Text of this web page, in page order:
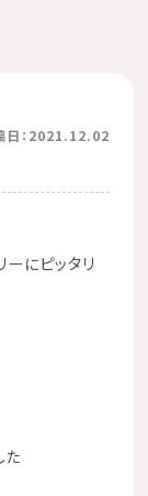
日：2021.12.02
にピッタリ
た